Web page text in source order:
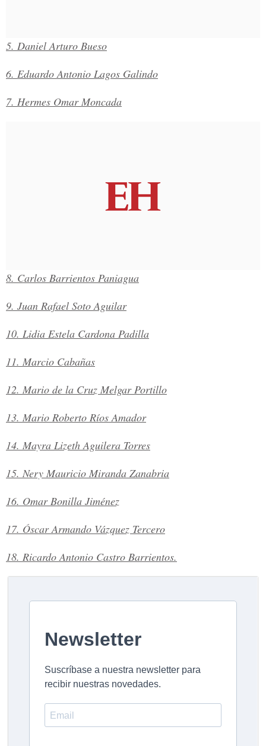
5. Daniel Arturo Bueso
6. Eduardo Antonio Lagos Galindo
7. Hermes Omar Moncada
8. Carlos Barrientos Paniagua
9. Juan Rafael Soto Aguilar
10. Lidia Estela Cardona Padilla
11. Marcio Cabañas
12. Mario de la Cruz Melgar Portillo
13. Mario Roberto Ríos Amador
14. Mayra Lizeth Aguilera Torres
15. Nery Mauricio Miranda Zanabria
16. Omar Bonilla Jiménez
17. Óscar Armando Vázquez Tercero
18. Ricardo Antonio Castro Barrientos.